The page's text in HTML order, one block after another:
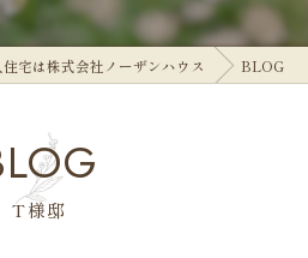
宅は株式会社ノーザンハウス BLOG
T様邸